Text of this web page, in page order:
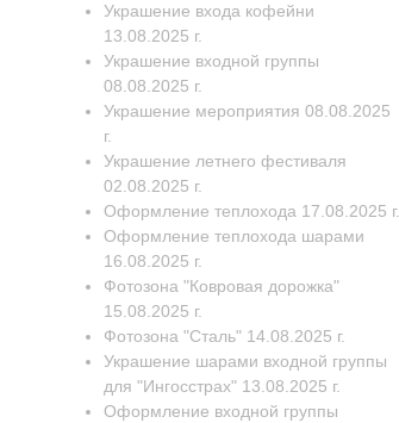
Украшение входа кофейни
13.08.2025 г.
Украшение входной группы
08.08.2025 г.
Украшение мероприятия 08.08.2025
г.
Украшение летнего фестиваля
02.08.2025 г.
Оформление теплохода 17.08.2025 г.
Оформление теплохода шарами
16.08.2025 г.
Фотозона "Ковровая дорожка"
15.08.2025 г.
Фотозона "Сталь" 14.08.2025 г.
Украшение шарами входной группы
для "Ингосстрах" 13.08.2025 г.
Оформление входной группы